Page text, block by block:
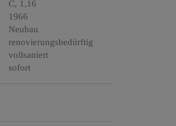
C, 1,16
1966
Neubau
renovierungsbedürftig
vollsaniert
sofort